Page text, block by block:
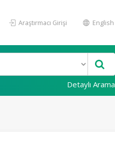
Araştırmacı Girişi English
Detaylı Arama